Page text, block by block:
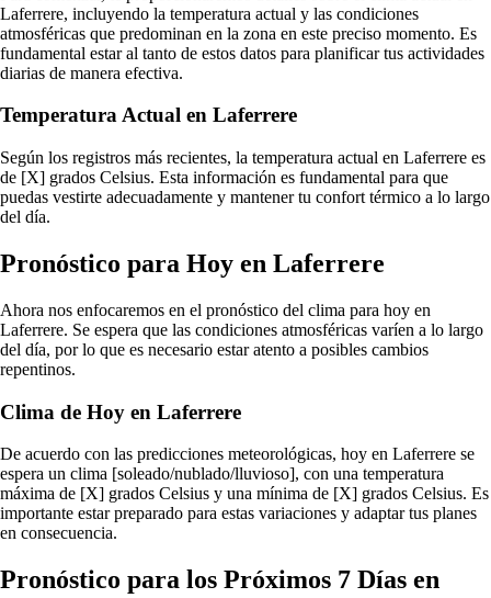
Laferrere, incluyendo la temperatura actual y las condiciones
atmosféricas que predominan en la zona en este preciso momento. Es
fundamental estar al tanto de estos datos para planificar tus actividades
diarias de manera efectiva.
Temperatura Actual en Laferrere
Según los registros más recientes, la temperatura actual en Laferrere es
de [X] grados Celsius. Esta información es fundamental para que
puedas vestirte adecuadamente y mantener tu confort térmico a lo largo
del día.
Pronóstico para Hoy en Laferrere
Ahora nos enfocaremos en el pronóstico del clima para hoy en
Laferrere. Se espera que las condiciones atmosféricas varíen a lo largo
del día, por lo que es necesario estar atento a posibles cambios
repentinos.
Clima de Hoy en Laferrere
De acuerdo con las predicciones meteorológicas, hoy en Laferrere se
espera un clima [soleado/nublado/lluvioso], con una temperatura
máxima de [X] grados Celsius y una mínima de [X] grados Celsius. Es
importante estar preparado para estas variaciones y adaptar tus planes
en consecuencia.
Pronóstico para los Próximos 7 Días en